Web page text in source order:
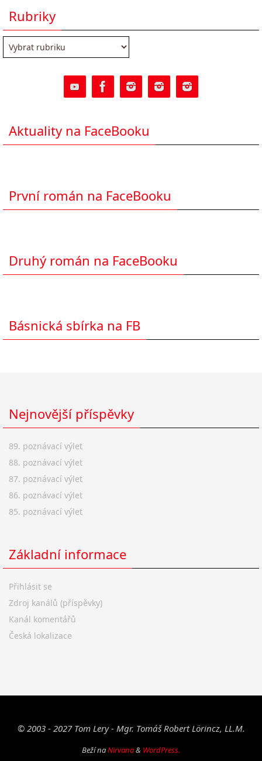
Rubriky
Rubriky
Aktuality na FaceBooku
První román na FaceBooku
Druhý román na FaceBooku
Básnická sbírka na FB
Nejnovější příspěvky
89. poznávací výlet
88. poznávací výlet
87. poznávací výlet
86. poznávací výlet
85. poznávací výlet
Základní informace
Přihlásit se
Zdroj kanálů (příspěvky)
Kanál komentářů
Česká lokalizace
© 2003 - 2027 Tom Lery - Mgr. Tomáš Robert Lörincz, LL.M.
Beží naNirvana& WordPress.